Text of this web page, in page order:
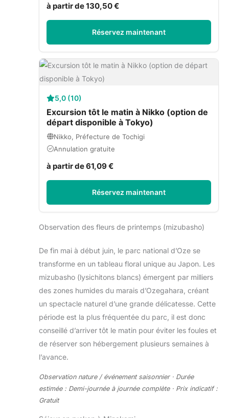
à partir de 130,50 €
Réservez maintenant
5,0 (10)
Excursion tôt le matin à Nikko (option de
départ disponible à Tokyo)
Nikko, Préfecture de Tochigi
Annulation gratuite
à partir de 61,09 €
Réservez maintenant
Observation des fleurs de printemps (mizubasho)
De fin mai à début juin, le parc national d’Oze se
transforme en un tableau floral unique au Japon. Les
mizubasho (lysichitons blancs) émergent par milliers
des zones humides du marais d’Ozegahara, créant
un spectacle naturel d’une grande délicatesse. Cette
période est la plus fréquentée du parc, il est donc
conseillé d’arriver tôt le matin pour éviter les foules et
de réserver son hébergement plusieurs semaines à
l’avance.
Observation nature / événement saisonnier · Durée
estimée : Demi-journée à journée complète · Prix indicatif :
Gratuit